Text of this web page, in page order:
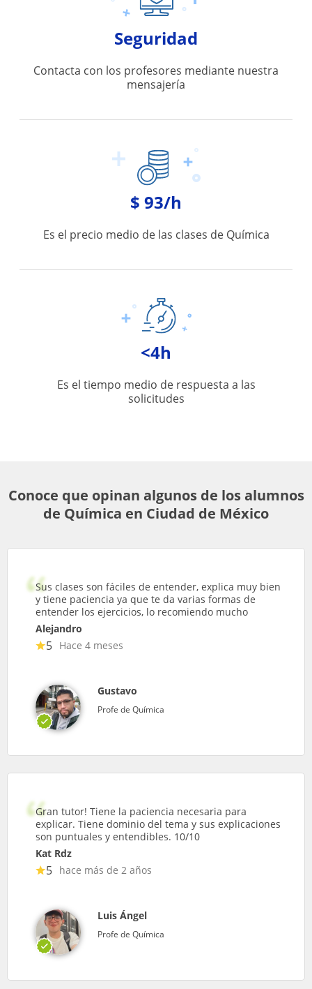
Seguridad
Contacta con los profesores mediante nuestra
mensajería
$ 93/h
Es el precio medio de las clases de Química
<4h
Es el tiempo medio de respuesta a las
solicitudes
Conoce que opinan algunos de los alumnos
de Química en Ciudad de México
Sus clases son fáciles de entender, explica muy bien
y tiene paciencia ya que te da varias formas de
entender los ejercicios, lo recomiendo mucho
Alejandro
5 Hace 4 meses
Gustavo
Profe de Química
Gran tutor! Tiene la paciencia necesaria para
explicar. Tiene dominio del tema y sus explicaciones
son puntuales y entendibles. 10/10
Kat Rdz
5 hace más de 2 años
Luis Ángel
Profe de Química